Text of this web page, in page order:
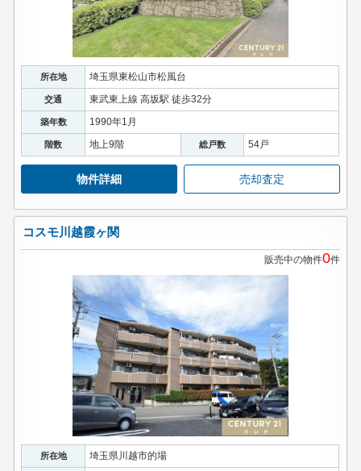
所在地 埼玉県東松山市松風台
交通 東武東上線 高坂駅 徒歩32分
築年数 1990年1月
階数 地上9階 総戸数 54戸
物件詳細 売却査定
コスモ川越霞ヶ関
販売中の物件0件
所在地 埼玉県川越市的場